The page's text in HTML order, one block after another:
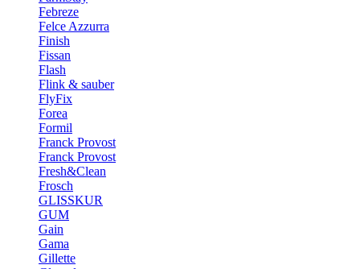
Febreze
Felce Azzurra
Finish
Fissan
Flash
Flink & sauber
FlyFix
Forea
Formil
Franck Provost
Franck Provost
Fresh&Clean
Frosch
GLISSKUR
GUM
Gain
Gama
Gillette